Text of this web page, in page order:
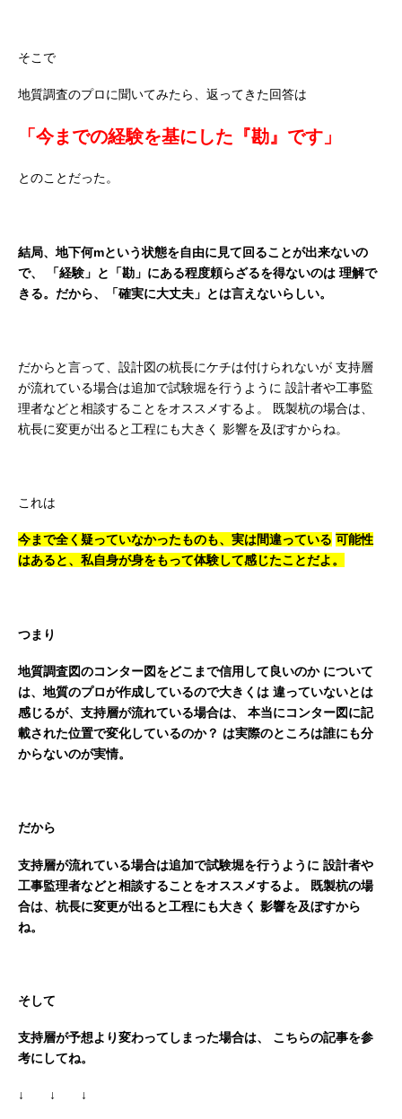
そこで
地質調査のプロに聞いてみたら、返ってきた回答は
「今までの経験を基にした『勘』です」
とのことだった。
結局、地下何mという状態を自由に見て回ることが出来ないの
で、
「経験」と「勘」にある程度頼らざるを得ないのは 理解で
きる。だから、「確実に大丈夫」とは言えないらしい。
だからと言って、設計図の杭長にケチは付けられないが 支持層
が流れている場合は追加で試験堀を行うように 設計者や工事監
理者などと相談することをオススメするよ。
既製杭の場合は、
杭長に変更が出ると工程にも大きく 影響を及ぼすからね。
これは
今まで全く疑っていなかったものも、実は間違っている 可能性
はあると、私自身が身をもって体験して感じたことだよ。
つまり
地質調査図のコンター図をどこまで信用して良いのか について
は、地質のプロが作成しているので大きくは 違っていないとは
感じるが、支持層が流れている場合は、
本当にコンター図に記
載された位置で変化しているのか？ は実際のところは誰にも分
からないのが実情。
だから
支持層が流れている場合は追加で試験堀を行うように 設計者や
工事監理者などと相談することをオススメするよ。
既製杭の場
合は、杭長に変更が出ると工程にも大きく 影響を及ぼすから
ね。
そして
支持層が予想より変わってしまった場合は、
こちらの記事を参
考にしてね。
↓ ↓ ↓